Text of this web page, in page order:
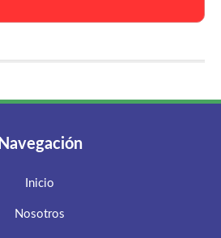
Navegación
Inicio
Nosotros